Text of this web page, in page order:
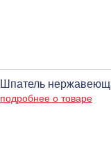
Шпатель
подробнее о товаре